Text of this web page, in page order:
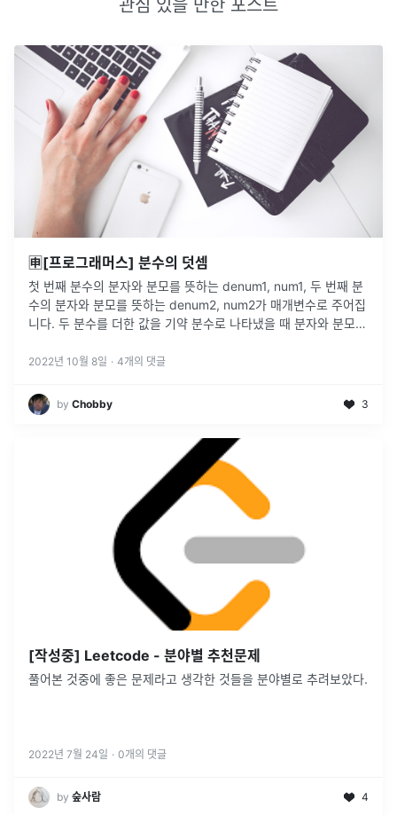
관심 있을 만한 포스트
🈸[프로그래머스] 분수의 덧셈
첫 번째 분수의 분자와 분모를 뜻하는 denum1, num1, 두 번째 분
수의 분자와 분모를 뜻하는 denum2, num2가 매개변수로 주어집
니다. 두 분수를 더한 값을 기약 분수로 나타냈을 때 분자와 분모를
2022년 10월 8일 · 4개의 댓글
by Chobby 3
[작성중] Leetcode - 분야별 추천문제
풀어본 것중에 좋은 문제라고 생각한 것들을 분야별로 추려보았다.
2022년 7월 24일 · 0개의 댓글
by 숲사람 4